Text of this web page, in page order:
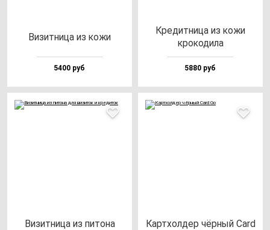
Визит­ни­ца из ко­жи
5400 руб
Кре­дит­ни­ца из ко­жи
кро­ко­ди­ла
5880 руб
Визит­ни­ца из пи­то­на
Кар­тхол­дер чёр­ный Card